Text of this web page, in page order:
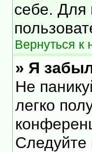
себе. Для
Вернуться к
» Я
Не
легко
Следуйте